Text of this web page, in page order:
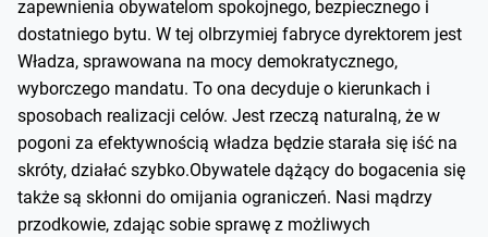
zapewnienia obywatelom spokojnego, bezpiecznego i
dostatniego bytu. W tej olbrzymiej fabryce dyrektorem jest
Władza, sprawowana na mocy demokratycznego,
wyborczego mandatu. To ona decyduje o kierunkach i
sposobach realizacji celów. Jest rzeczą naturalną, że w
pogoni za efektywnością władza będzie starała się iść na
skróty, działać szybko.Obywatele dążący do bogacenia się
także są skłonni do omijania ograniczeń. Nasi mądrzy
przodkowie, zdając sobie sprawę z możliwych